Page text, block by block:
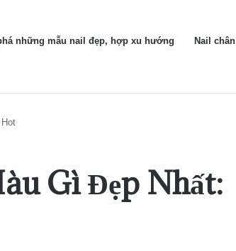
những mẫu nail đẹp, hợp xu hướng Nail chân
Gì Đẹp Nhất: